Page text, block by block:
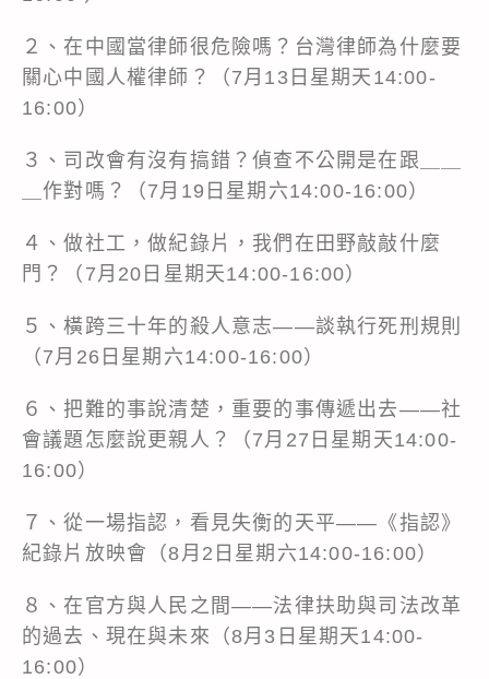
２、在中國當律師很危險嗎？台灣律師為什麼要
關心中國人權律師？（7月13日星期天14:00-
16:00）
３、司改會有沒有搞錯？偵查不公開是在跟＿＿
＿作對嗎？（7月19日星期六14:00-16:00）
４、做社工，做紀錄片，我們在田野敲敲什麼
門？（7月20日星期天14:00-16:00）
５、橫跨三十年的殺人意志——談執行死刑規則
（7月26日星期六14:00-16:00）
６、把難的事說清楚，重要的事傳遞出去——社
會議題怎麼說更親人？（7月27日星期天14:00-
16:00）
７、從一場指認，看見失衡的天平——《指認》
紀錄片放映會（8月2日星期六14:00-16:00）
８、在官方與人民之間——法律扶助與司法改革
的過去、現在與未來（8月3日星期天14:00-
16:00）